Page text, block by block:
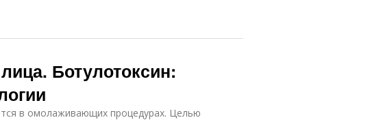
Ботулотоксин:
в омолаживающих процедурах. Целью